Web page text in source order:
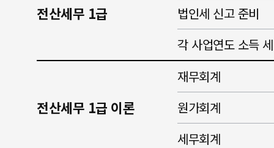
전산세무 1급
법인세 신고 준비
각 사업연도 소득
전산세무 1급 이론
재무회계
원가회계
세무회계